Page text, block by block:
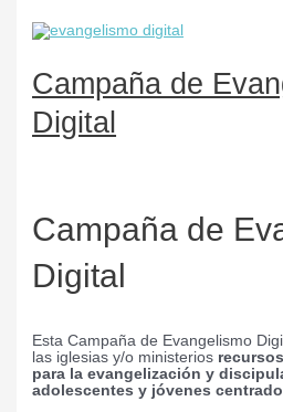
Campaña de
Digital
Campaña de
Digital
Esta Campaña de Evangelismo
las iglesias y/o ministerios
para la evangelización y
adolescentes y jóvenes